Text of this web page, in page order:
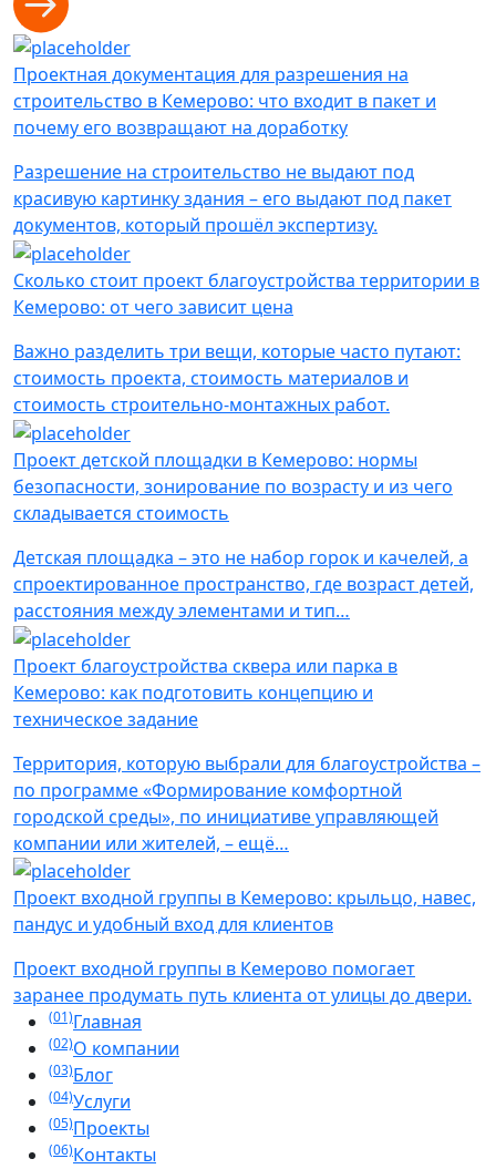
Проектная документация для разрешения на
строительство в Кемерово: что входит в пакет и
почему его возвращают на доработку
Разрешение на строительство не выдают под
красивую картинку здания – его выдают под пакет
документов, который прошёл экспертизу.
Сколько стоит проект благоустройства территории в
Кемерово: от чего зависит цена
Важно разделить три вещи, которые часто путают:
стоимость проекта, стоимость материалов и
стоимость строительно-монтажных работ.
Проект детской площадки в Кемерово: нормы
безопасности, зонирование по возрасту и из чего
складывается стоимость
Детская площадка – это не набор горок и качелей, а
спроектированное пространство, где возраст детей,
расстояния между элементами и тип…
Проект благоустройства сквера или парка в
Кемерово: как подготовить концепцию и
техническое задание
Территория, которую выбрали для благоустройства –
по программе «Формирование комфортной
городской среды», по инициативе управляющей
компании или жителей, – ещё…
Проект входной группы в Кемерово: крыльцо, навес,
пандус и удобный вход для клиентов
Проект входной группы в Кемерово помогает
заранее продумать путь клиента от улицы до двери.
(01)Главная
(02)О компании
(03)Блог
(04)Услуги
(05)Проекты
(06)Контакты